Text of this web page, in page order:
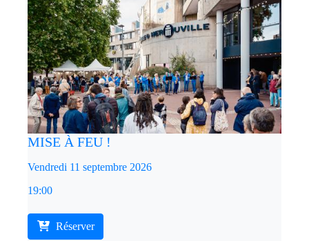
MISE À FEU !
Vendredi 11 septembre 2026
19:00
Réserver